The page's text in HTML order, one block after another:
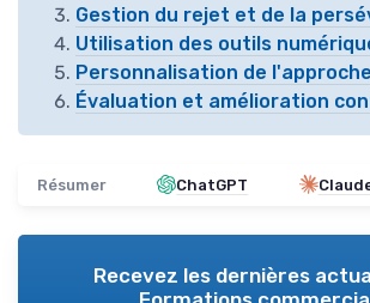
Gestion du rejet et de la
Utilisation des outils
Personnalisation de
Évaluation et amélioration
Résumer ChatGPT
Recevez les dernières